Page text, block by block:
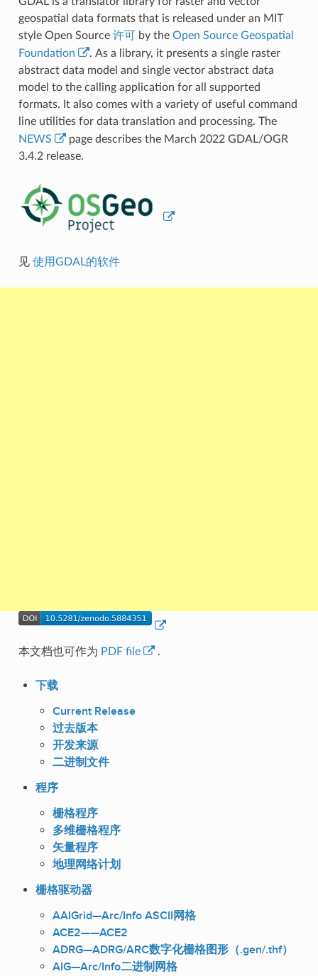
geospatial data formats that is released under an MIT
style Open Source 许可 by the Open Source Geospatial
Foundation
. As a library, it presents a single raster
abstract data model and single vector abstract data
model to the calling application for all supported
formats. It also comes with a variety of useful command
line utilities for data translation and processing. The
NEWS
page describes the March 2022 GDAL/OGR
3.4.2 release.
见 使用GDAL的软件
本文档也可作为 PDF file .
下载
Current Release
过去版本
开发来源
二进制文件
程序
栅格程序
多维栅格程序
矢量程序
地理网络计划
栅格驱动器
AAIGrid—Arc/Info ASCII网格
ACE2——ACE2
ADRG—ADRG/ARC数字化栅格图形（.gen/.thf）
AIG—Arc/Info二进制网格